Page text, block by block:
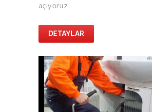
açıyoruz
DETAYLAR